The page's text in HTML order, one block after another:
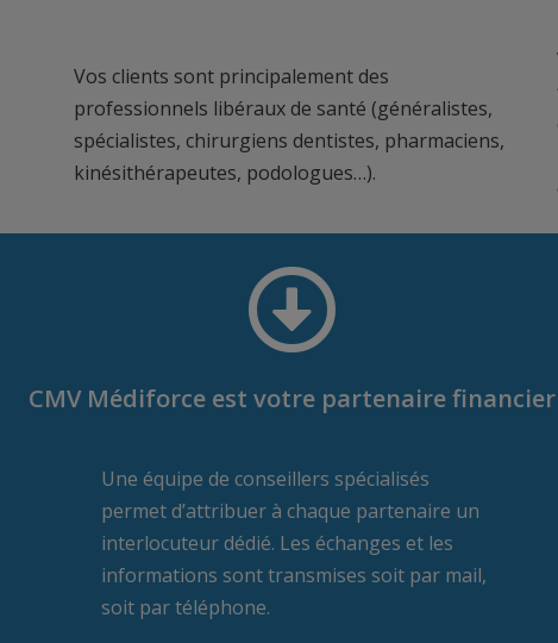
Vos clients sont principalement des
professionnels libéraux de santé (généralistes,
spécialistes, chirurgiens dentistes, pharmaciens,
kinésithérapeutes, podologues…).
CMV Médiforce est votre partenaire financier
Une équipe de conseillers spécialisés
permet d’attribuer à chaque partenaire un
interlocuteur dédié. Les échanges et les
informations sont transmises soit par mail,
soit par téléphone.